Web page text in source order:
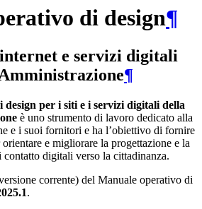
di design¶
e servizi digitali
¶
per i siti e i servizi digitali della
è uno strumento di lavoro dedicato alla
e i suoi fornitori e ha l’obiettivo di fornire
e migliorare la progettazione e la
digitali verso la cittadinanza.
corrente) del Manuale operativo di
.